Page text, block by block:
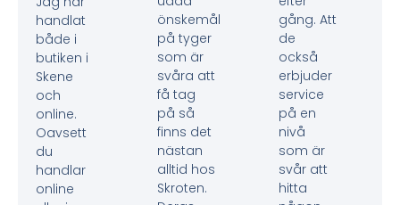
handlat
både i
butiken i
Skene
och
online.
Oavsett
du
handlar
online
önskemål
på tyger
som är
svåra att
få tag
på så
finns det
nästan
alltid hos
Skroten.
gång. Att
de
också
erbjuder
service
på en
nivå
som är
svår att
hitta